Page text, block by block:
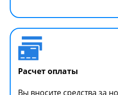
Расчет оплаты
Вы вносите средства за